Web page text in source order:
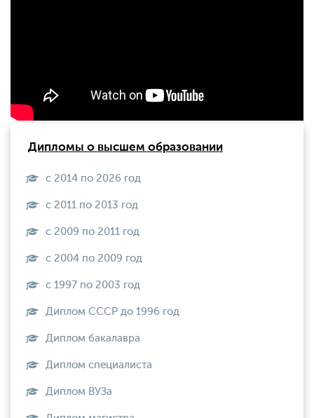
Дипломы о высшем образовании
с 2014 по 2026 год
с 2011 по 2013 год
с 2009 по 2011 год
с 2004 по 2009 год
с 1997 по 2003 год
Диплом СССР до 1996 год
Диплом бакалавра
Диплом специалиста
Диплом ВУЗа